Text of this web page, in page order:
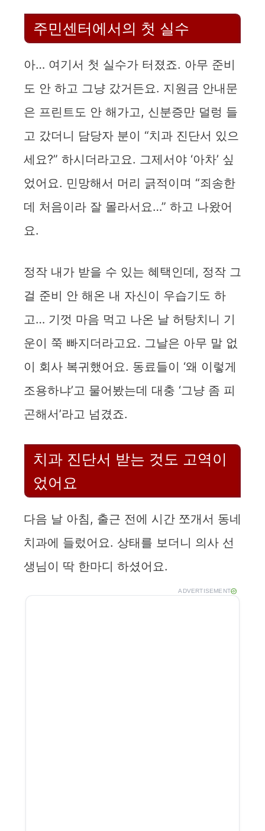
주민센터에서의 첫 실수
아… 여기서 첫 실수가 터졌죠. 아무 준비
도 안 하고 그냥 갔거든요. 지원금 안내문
은 프린트도 안 해가고, 신분증만 덜렁 들
고 갔더니 담당자 분이 “치과 진단서 있으
세요?” 하시더라고요. 그제서야 ‘아차’ 싶
었어요. 민망해서 머리 긁적이며 “죄송한
데 처음이라 잘 몰라서요…” 하고 나왔어
요.
정작 내가 받을 수 있는 혜택인데, 정작 그
걸 준비 안 해온 내 자신이 우습기도 하
고… 기껏 마음 먹고 나온 날 허탕치니 기
운이 쭉 빠지더라고요. 그날은 아무 말 없
이 회사 복귀했어요. 동료들이 ‘왜 이렇게
조용하냐’고 물어봤는데 대충 ‘그냥 좀 피
곤해서’라고 넘겼죠.
치과 진단서 받는 것도 고역이
었어요
다음 날 아침, 출근 전에 시간 쪼개서 동네
치과에 들렀어요. 상태를 보더니 의사 선
생님이 딱 한마디 하셨어요.
ADVERTISEMENT